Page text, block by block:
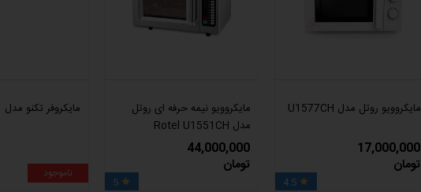
مایکروویو روتل مدل U1577CH
17,000,000
تومان

4.5
مایکروویو نیمه حرفه ای روتل
مدل Rotel U1551CH
44,000,000
تومان

5
مایکروفر تکنو مدل Te-421
ناموجود